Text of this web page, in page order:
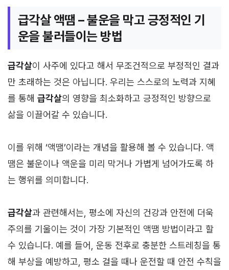
급각살 액땜 – 불운을 막고 긍정적인 기
운을 불러들이는 방법
급각살이 사주에 있다고 해서 무조건적으로 부정적인 결과
만 초래하는 것은 아닙니다. 우리는 스스로의 노력과 지혜
를 통해 급각살의 영향을 최소화하고 긍정적인 방향으로
삶을 이끌어갈 수 있습니다.
이를 위해 ‘액땜’이라는 개념을 활용해 볼 수 있습니다. 액
땜은 불운이나 액운을 미리 막거나 가볍게 넘어가도록 하
는 행위를 의미합니다.
급각살과 관련해서는, 평소에 자신의 건강과 안전에 더욱
주의를 기울이는 것이 가장 기본적인 액땜 방법이라고 할
수 있습니다. 예를 들어, 운동 전후로 충분한 스트레칭을 통
해 부상을 예방하고, 평소 걸을 때나 운전할 때 안전 수칙을